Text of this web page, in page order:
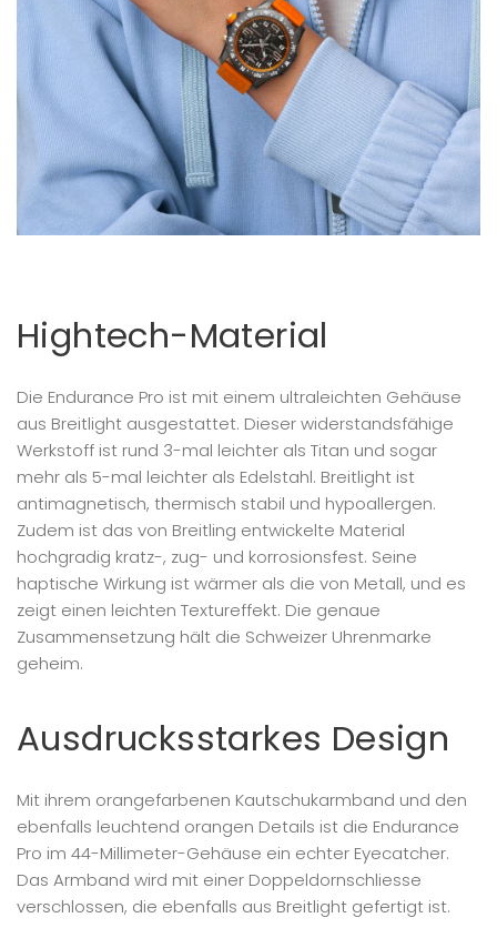
Hightech-Material
Die Endurance Pro ist mit einem ultraleichten Gehäuse
aus Breitlight ausgestattet. Dieser widerstandsfähige
Werkstoff ist rund 3-mal leichter als Titan und sogar
mehr als 5-mal leichter als Edelstahl. Breitlight ist
antimagnetisch, thermisch stabil und hypoallergen.
Zudem ist das von Breitling entwickelte Material
hochgradig kratz-, zug- und korrosionsfest. Seine
haptische Wirkung ist wärmer als die von Metall, und es
zeigt einen leichten Textureffekt. Die genaue
Zusammensetzung hält die Schweizer Uhrenmarke
geheim.
Ausdrucksstarkes Design
Mit ihrem orangefarbenen Kautschukarmband und den
ebenfalls leuchtend orangen Details ist die Endurance
Pro im 44-Millimeter-Gehäuse ein echter Eyecatcher.
Das Armband wird mit einer Doppeldornschliesse
verschlossen, die ebenfalls aus Breitlight gefertigt ist.